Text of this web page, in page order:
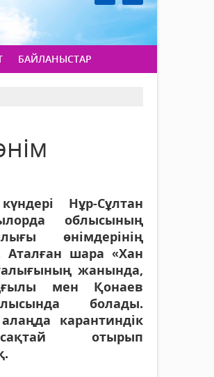
БАЙЛАНЫСТАР
Нұр-Сұлтан
облысының
өнімдерінің
Аталған шара «Хан
жанында,
мен Қонаев
болады.
карантиндік
отырып